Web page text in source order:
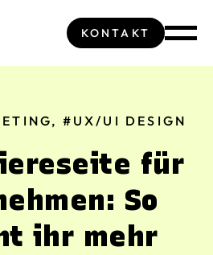
KONTAKT
#UX/UI DESIGN
für
So
ihr mehr